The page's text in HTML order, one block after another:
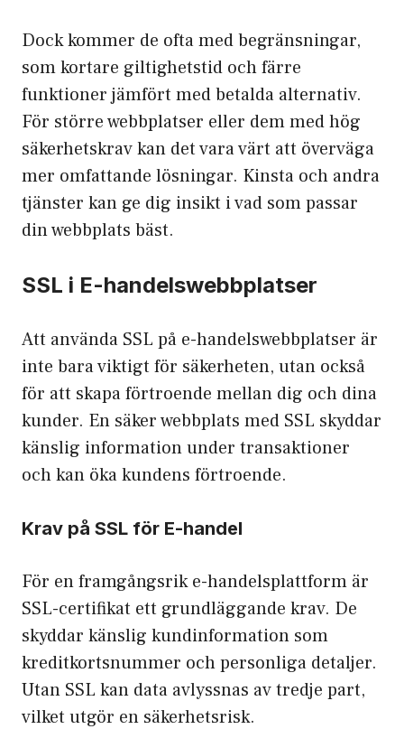
Dock kommer de ofta med begränsningar,
som kortare giltighetstid och färre
funktioner jämfört med betalda alternativ.
För större webbplatser eller dem med hög
säkerhetskrav kan det vara värt att överväga
mer omfattande lösningar. Kinsta och andra
tjänster kan ge dig insikt i vad som passar
din webbplats bäst.
SSL i E-handelswebbplatser
Att använda SSL på e-handelswebbplatser är
inte bara viktigt för säkerheten, utan också
för att skapa förtroende mellan dig och dina
kunder. En säker webbplats med SSL skyddar
känslig information under transaktioner
och kan öka kundens förtroende.
Krav på SSL för E-handel
För en framgångsrik e-handelsplattform är
SSL-certifikat ett grundläggande krav. De
skyddar känslig kundinformation som
kreditkortsnummer och personliga detaljer.
Utan SSL kan data avlyssnas av tredje part,
vilket utgör en säkerhetsrisk.